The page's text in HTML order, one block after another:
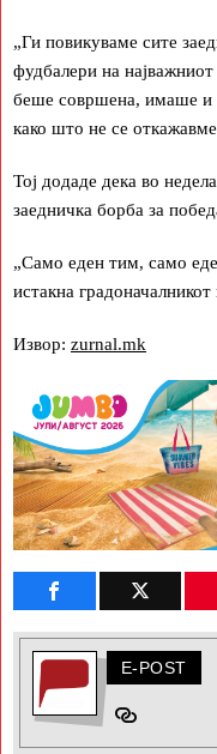
„Ги повикуваме сите
фудбалери на
беше совршена, имаше и
како што не се
Тој додаде дека во
заедничка борба за
„Само еден тим, само
истакна
Извор: zurnal.mk
E-POST